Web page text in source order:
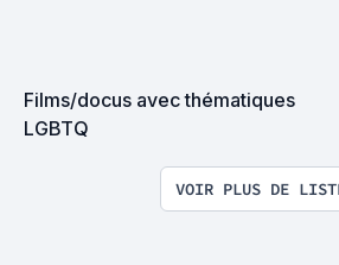
Films/docus avec thématiques
LGBTQ
VOIR PLUS DE